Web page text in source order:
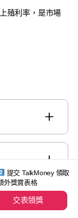
殖利率，是市場
提交 TalkMoney 領取
外獎賞表格
交表領獎